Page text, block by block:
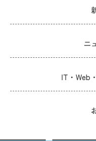
ニ
IT・Web